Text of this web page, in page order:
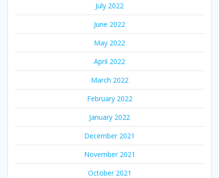
July 2022
June 2022
May 2022
April 2022
March 2022
February 2022
January 2022
December 2021
November 2021
October 2021